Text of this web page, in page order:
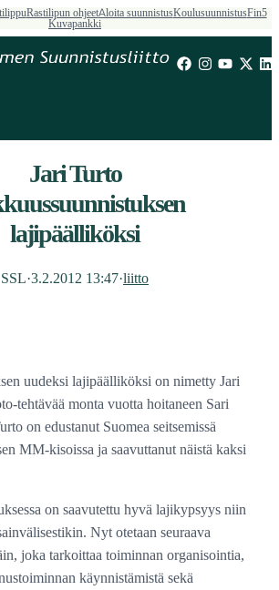
Rastilipun ohjeetAloita suunnistusKoulusuunnistusFin5
Kuvapankki
Jari Turto
lajipäälliköksi
SSL·3.2.2012 13:47·liitto
uudeksi lajipäälliköksi on nimetty Jari
tehtävää monta vuotta hoitaneen Sari
on edustanut Suomea seitsemissä
MM-kisoissa ja saavuttanut näistä kaksi
on saavutettu hyvä lajikypsyys niin
Nyt otetaan seuraava
joka tarkoittaa toiminnan organisointia,
käynnistämistä sekä